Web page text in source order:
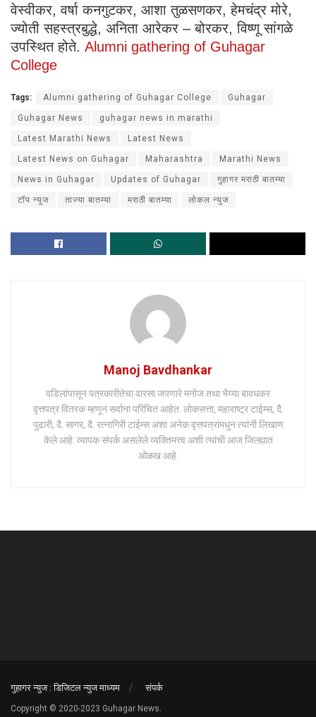
वेस्वीकर, वर्षा कनगुटकर, आशा तुळसणकर, हेमचंद्र मोरे,
ज्योती सहस्त्रबुद्धे, अनिता आरेकर – बोरकर, विष्णू सांगळे
उपस्थित होते. Alumni gathering of Guhagar
College
Tags: Alumni gathering of Guhagar College Guhagar
Guhagar News guhagar news in marathi
Latest Marathi News Latest News
Latest News on Guhagar Maharashtra Marathi News
News in Guhagar Updates of Guhagar गुहागर मराठी बातम्या
टॉप न्युज ताज्या बातम्या मराठी बातम्या लोकल न्युज
Manoj Bavdhankar
वडिलांपासून पत्रकारीतेचा वारसा जपणारे मनोज तथा भैय्या बावधकर
वृत्तपत्र वितरक म्हणून सर्वाना परिचित आहेत. लोकसत्ता, महाराष्ट्र टाईम्स, दै.
पुढारी, दै. सागर, दै. रत्नागिरी टाईम्स अशा अनेक वृत्तपत्रांमधुन त्यांनी लिखाण
केले आहे. व्यापक संपर्क असलेले व्यक्तिमत्त्व अशी त्यांची आज जिल्ह्यात
ओळख आहे.
गुहागर न्युज : डिजिटल न्युज माध्यम संपर्क
Copyright © 2020-2023 Guhagar News.